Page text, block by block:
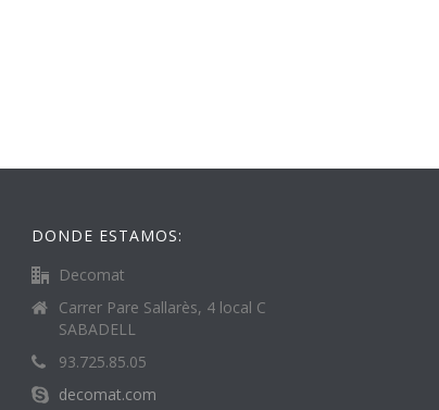
DONDE ESTAMOS:
Decomat
Carrer Pare Sallarès, 4 local C
SABADELL
93.725.85.05
decomat.com